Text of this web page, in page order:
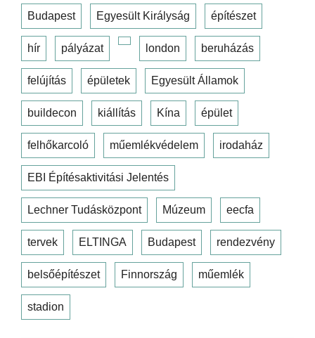
Budapest Egyesült Királyság építészet
hír pályázat london beruházás
felújítás épületek Egyesült Államok
buildecon kiállítás Kína épület
felhőkarcoló műemlékvédelem irodaház
EBI Építésaktivitási Jelentés
Lechner Tudásközpont Múzeum eecfa
tervek ELTINGA Budapest rendezvény
belsőépítészet Finnország műemlék
stadion